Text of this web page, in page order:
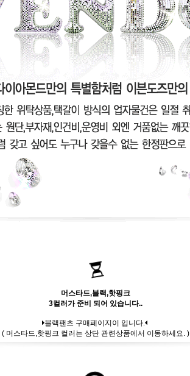
머스타드,블랙,핫핑크
3컬러가 준비 되어 있습니다..
블랙팬츠 구매페이지이 입니다.
( 머스타드,핫핑크 컬러는 상단 관련상품에서 이동하세요. )